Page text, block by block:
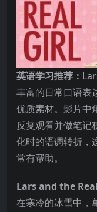
英语学习推荐：
丰富的日常口语表
优质素材。影片中
反复观看并做笔记
化时的语调转折，
常有帮助。
Lars and the
在寒冷的冰雪中，